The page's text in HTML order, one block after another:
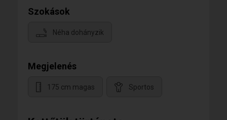
Szokások
Néha dohányzik
Megjelenés
175 cm magas Sportos